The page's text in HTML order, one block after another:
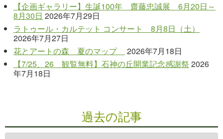
【企画ギャラリー】生誕100年 齋藤忠誠展 6月20日～
8月30日 2026年7月29日
ラトゥール・カルテット コンサート 8月8日（土）
2026年7月27日
花とアートの森 夏のマップ
2026年7月18日
【7/25、26 観覧無料】石神の丘開業記念感謝祭 2026
年7月18日
過去の記事